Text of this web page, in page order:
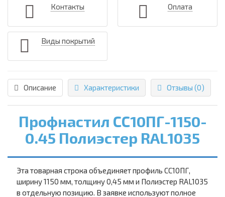
Контакты Оплата
Виды покрытий
Описание Характеристики Отзывы (0)
Профнастил СС10ПГ-1150-
0.45 Полиэстер RAL1035
Эта товарная строка объединяет профиль СС10ПГ,
ширину 1150 мм, толщину 0,45 мм и Полиэстер RAL1035
в отдельную позицию. В заявке используют полное